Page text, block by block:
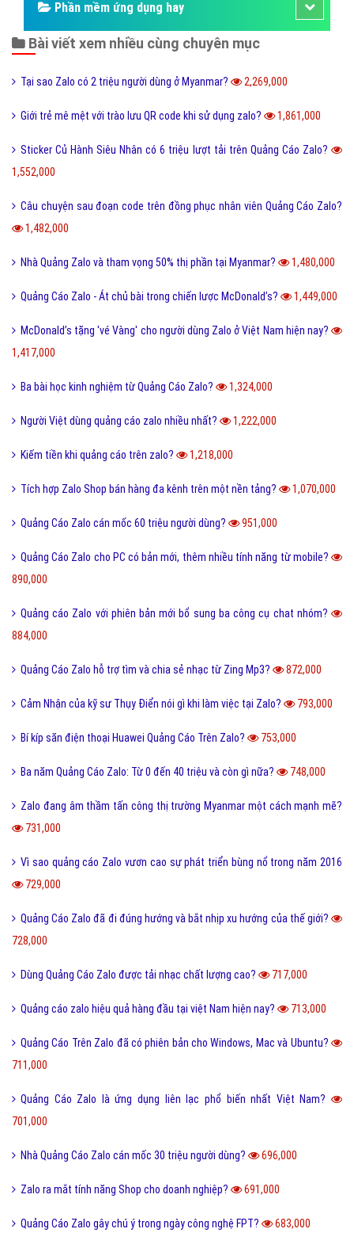
Phần mềm ứng dụng hay
Bài viết xem nhiều cùng chuyên mục
Tại sao Zalo có 2 triệu người dùng ở Myanmar? 2,269,000
Giới trẻ mê mệt với trào lưu QR code khi sử dụng zalo? 1,861,000
Sticker Củ Hành Siêu Nhân có 6 triệu lượt tải trên Quảng Cáo Zalo?
1,552,000
Câu chuyện sau đoạn code trên đồng phục nhân viên Quảng Cáo Zalo?
1,482,000
Nhà Quảng Zalo và tham vọng 50% thị phần tại Myanmar? 1,480,000
Quảng Cáo Zalo - Át chủ bài trong chiến lược McDonald’s? 1,449,000
McDonald’s tặng 'vé Vàng' cho người dùng Zalo ở Việt Nam hiện nay?
1,417,000
Ba bài học kinh nghiệm từ Quảng Cáo Zalo? 1,324,000
Người Việt dùng quảng cáo zalo nhiều nhất? 1,222,000
Kiếm tiền khi quảng cáo trên zalo? 1,218,000
Tích hợp Zalo Shop bán hàng đa kênh trên một nền tảng? 1,070,000
Quảng Cáo Zalo cán mốc 60 triệu người dùng? 951,000
Quảng Cáo Zalo cho PC có bản mới, thêm nhiều tính năng từ mobile?
890,000
Quảng cáo Zalo với phiên bản mới bổ sung ba công cụ chat nhóm?
884,000
Quảng Cáo Zalo hỗ trợ tìm và chia sẻ nhạc từ Zing Mp3? 872,000
Cảm Nhận của kỹ sư Thụy Điển nói gì khi làm việc tại Zalo? 793,000
Bí kíp săn điện thoại Huawei Quảng Cáo Trên Zalo? 753,000
Ba năm Quảng Cáo Zalo: Từ 0 đến 40 triệu và còn gì nữa? 748,000
Zalo đang âm thầm tấn công thị trường Myanmar một cách mạnh mẽ?
731,000
Vì sao quảng cáo Zalo vươn cao sự phát triển bùng nổ trong năm 2016
729,000
Quảng Cáo Zalo đã đi đúng hướng và bắt nhịp xu hướng của thế giới?
728,000
Dùng Quảng Cáo Zalo được tải nhạc chất lượng cao? 717,000
Quảng cáo zalo hiệu quả hàng đầu tại việt Nam hiện nay? 713,000
Quảng Cáo Trên Zalo đã có phiên bản cho Windows, Mac và Ubuntu?
711,000
Quảng Cáo Zalo là ứng dụng liên lạc phổ biến nhất Việt Nam?
701,000
Nhà Quảng Cáo Zalo cán mốc 30 triệu người dùng? 696,000
Zalo ra mắt tính năng Shop cho doanh nghiệp? 691,000
Quảng Cáo Zalo gây chú ý trong ngày công nghệ FPT? 683,000